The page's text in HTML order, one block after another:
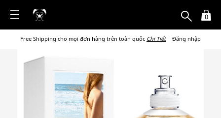
0
Free Shipping cho mọi đơn hàng trên toàn quốc Chi Tiết Đăng nhập